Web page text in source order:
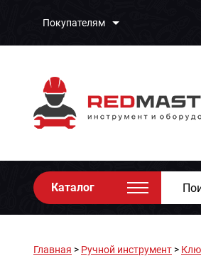
Покупателям
Каталог
Главная > Ручной инструмент >